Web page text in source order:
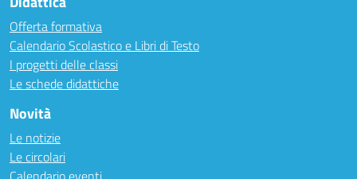
Offerta formativa
Calendario Scolastico e Libri di Testo
I progetti delle classi
Le schede didattiche
Novità
Le notizie
Le circolari